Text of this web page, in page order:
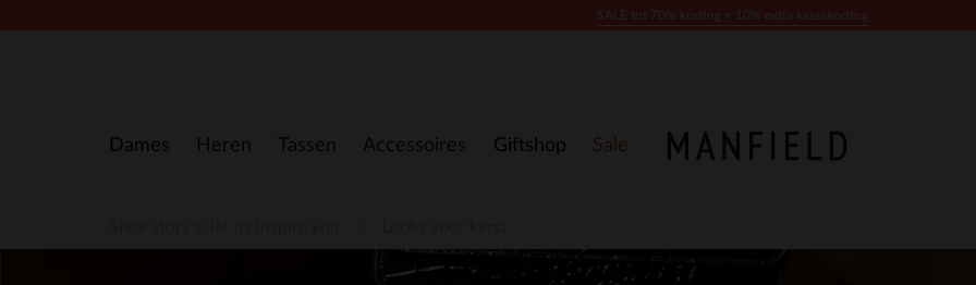
Dames Heren Tassen Accessoires Giftshop Sale